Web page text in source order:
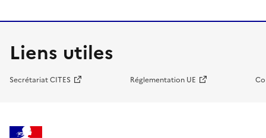
Liens utiles
Secrétariat CITES Réglementation UE